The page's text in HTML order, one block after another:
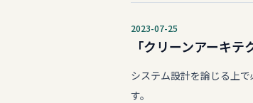
2023-07-25
「クリーンアーキ
システム設計を論じる上
す。